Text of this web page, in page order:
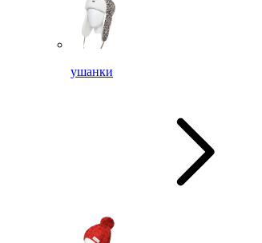
ушанки